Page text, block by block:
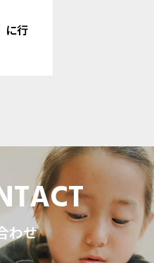
に行
わせ